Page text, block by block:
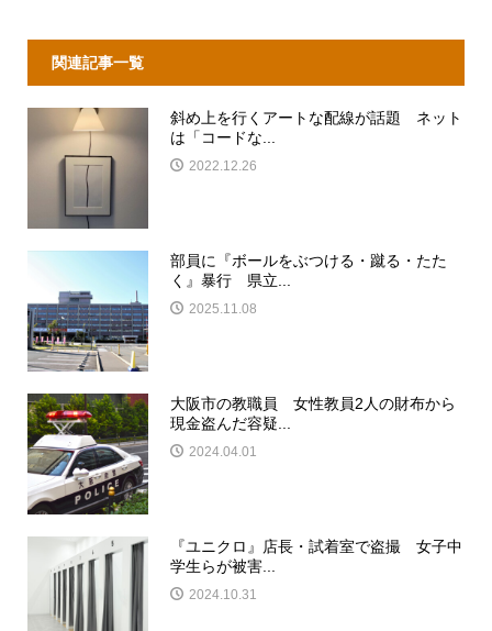
関連記事一覧
斜め上を行くアートな配線が話題 ネット
は「コードな...
2022.12.26
部員に『ボールをぶつける・蹴る・たた
く』暴行 県立...
2025.11.08
大阪市の教職員 女性教員2人の財布から
現金盗んだ容疑...
2024.04.01
『ユニクロ』店長・試着室で盗撮 女子中
学生らが被害...
2024.10.31